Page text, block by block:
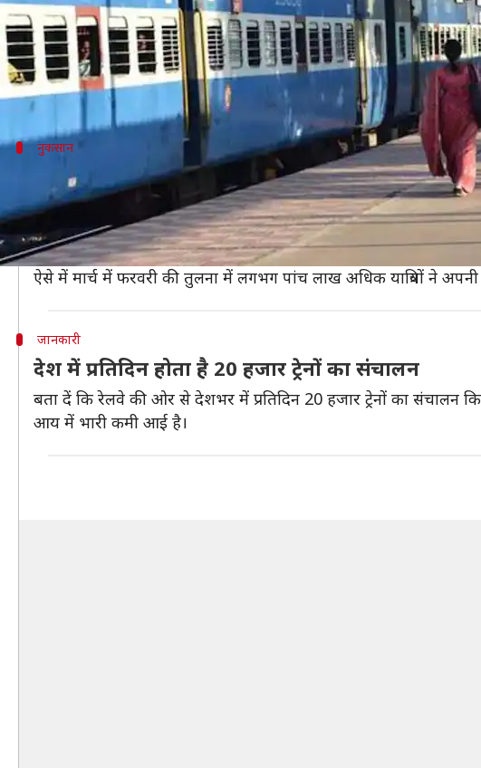
क्या है खबर?
कोरोना वायरस के बढ़ते प्रकोप के आगे पूरी दुनिया बेबस नजर आ रही है।
विश्व स्वास्थ्य संगठन (WHO) की ओर से इसे महामारी घोषित किए
नुकसान
रेलवे को हुआ 85 करोड़ रुपये का नुकसान
दिल्ली यात्री आरक्षण प्रणाली के आंकड़ों के अनुसार कोरोना के खौफ के
इससे रेलवे को 85 करोड़ तीन लाख रुपये का नुकसान हुआ है।
इसी तरह 1 से 12 फरवरी के बीच लगभग 7 लाख लोगों ने टिकट कैंसिल
ऐसे में मार्च में फरवरी की तुलना में लगभग पांच लाख अधिक यात्रियों ने अपनी
जानकारी
देश में प्रतिदिन होता है 20 हजार ट्रेनों का संचालन
बता दें कि रेलवे की ओर से देशभर में प्रतिदिन 20 हजार ट्रेनों का संचालन
आय में भारी कमी आई है।